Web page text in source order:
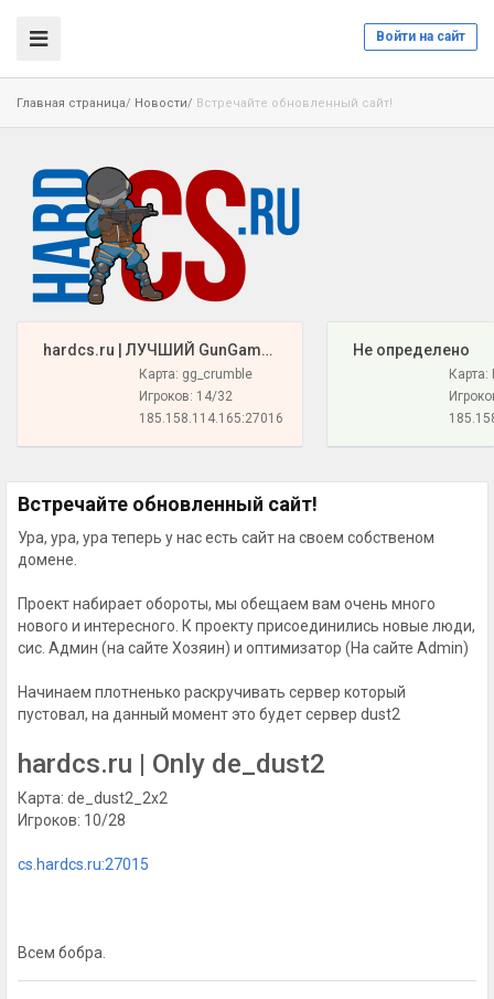
Войти на сайт
Главная страница/ Новости/ Встречайте обновленный сайт!
️ hardcs.ru | ЛУЧШИЙ GunGame 16+{РУНЫ И ПУШКИ}
Карта: gg_crumble
Игроков: 14/32
185.158.114.165:27016
️ Не определено
Встречайте обновленный сайт!
Ура, ура, ура теперь у нас есть сайт на своем собственом
домене.
Проект набирает обороты, мы обещаем вам очень много
нового и интересного. К проекту присоединились новые люди,
сис. Админ (на сайте Хозяин) и оптимизатор (На сайте Admin)
Начинаем плотненько раскручивать сервер который
пустовал, на данный момент это будет сервер dust2
hardcs.ru | Only de_dust2
Карта: de_dust2_2x2
Игроков: 10/28
cs.hardcs.ru:27015
Всем бобра.